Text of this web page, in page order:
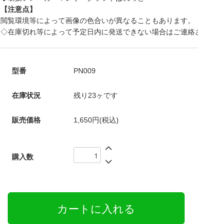
【注意点】
閲覧環境等によって画像の色合いが異なることもあります。
◇在庫切れ等によって予定日内に発送できない場合はご連絡
型番 PN009
在庫状況 残り23ヶです
販売価格 1,650円(税込)
購入数